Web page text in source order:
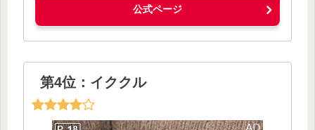
公式ページ
第4位：イククル